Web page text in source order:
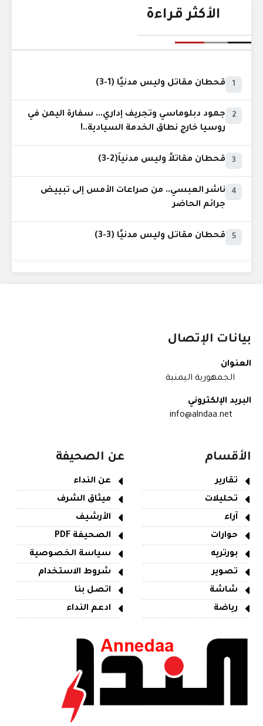
الأكثر قراءة
1 قحطان مقاتل وليس مدنيًا (1-3)
2
جمود دبلوماسي وتجريف إداري... سفارة اليمن في
روسيا خارج نطاق الخدمة السيادية..!
3 قحطان مقاتلاً وليس مدنياً(2-3)
4
ناشر العبسي.. من صراعات الأمس إلى تبييض
جرائم الحاضر
5 قحطان مقاتل وليس مدنيًا (3-3)
بيانات الإتصال
العنوان
الجمهورية اليمنية
البريد الإلكتروني
info@alndaa.net
الأقسام
تقارير
تحليلات
آراء
حوارات
بورتريه
تصوير
شاشة
رياضة
عن الصحيفة
عن النداء
ميثاق الشرف
الأرشيف
الصحيفة PDF
سياسة الخصوصية
شروط الاستخدام
اتصل بنا
ادعم النداء